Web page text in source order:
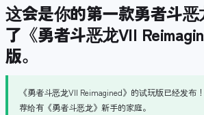
这会是你的第一款勇者斗
了《勇者斗恶龙VII
版。
《勇者斗恶龙VII Reimagined》的试玩版已经发布
荐给有《勇者斗恶龙》新手的家庭。